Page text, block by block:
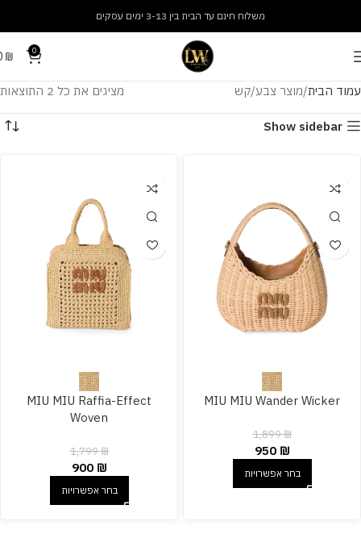
משלוח חינם עד הבית בין 3-13 ימים עסקים
0
₪
עמוד הבית מוצר צבע קש מציגים את כל ⁦2⁩ התוצאות
Show sidebar
MIU MIU Wander Wicker
1,899₪
950 ₪
בחר אפשרויות
MIU MIU Raffia-Effect
Woven
1,799₪
900 ₪
בחר אפשרויות